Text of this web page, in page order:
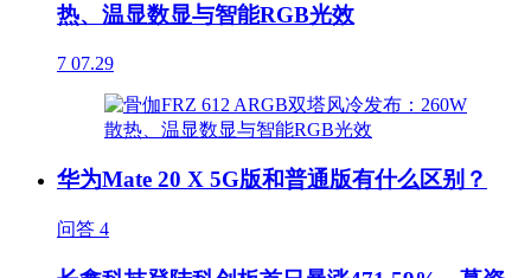
热、温显数显与智能RGB光效
7 07.29
华为Mate 20 X 5G版和普通版有什么区别？
问答 4